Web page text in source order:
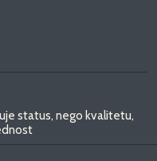
status, nego kvalitetu,